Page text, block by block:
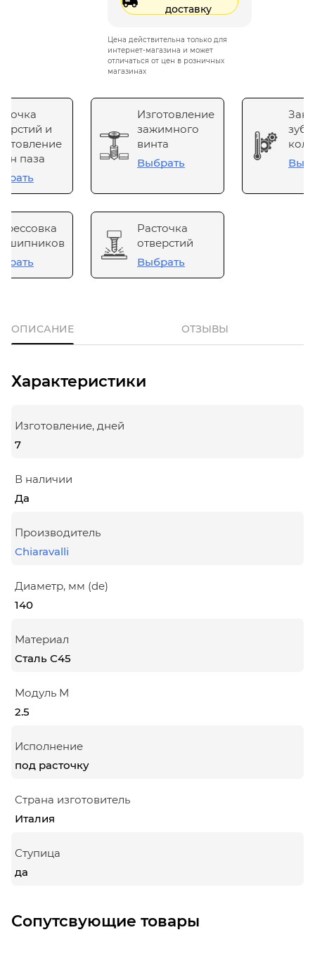
доставку
Цена действительна только для
интернет-магазина и может
отличаться от цен в розничных
магазинах
и
паза
Изготовление
зажимного
винта
Выбрать
Расточка
отверстий
Выбрать
ОПИСАНИЕ ОТЗЫВЫ
Характеристики
Изготовление, дней
7
В наличии
Да
Производитель
Chiaravalli
Диаметр, мм (de)
140
Материал
Сталь С45
Модуль М
2.5
Исполнение
под расточку
Страна изготовитель
Италия
Ступица
да
Сопутсвующие товары